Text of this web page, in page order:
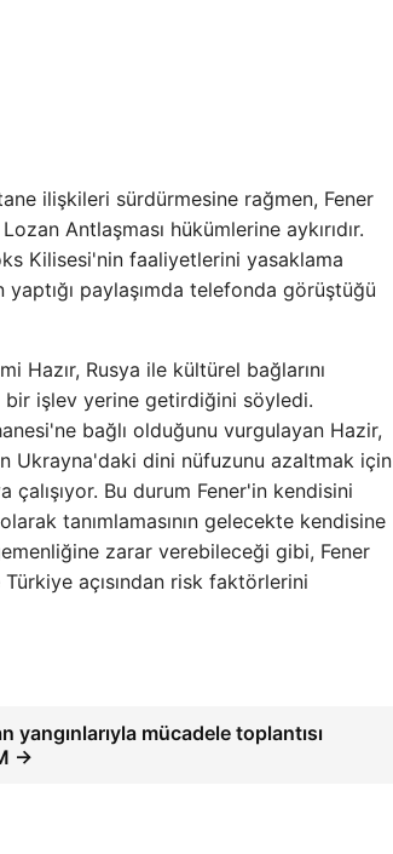
ilişkileri sürdürmesine rağmen, Fener
Antlaşması hükümlerine aykırıdır.
Kilisesi'nin faaliyetlerini yasaklama
yaptığı paylaşımda telefonda görüştüğü
Hazır, Rusya ile kültürel bağlarını
bir işlev yerine getirdiğini söyledi.
bağlı olduğunu vurgulayan Hazir,
Ukrayna'daki dini nüfuzunu azaltmak için
Bu durum Fener'in kendisini
tanımlamasının gelecekte kendisine
zarar verebileceği gibi, Fener
açısından risk faktörlerini
yangınlarıyla mücadele toplantısı
→